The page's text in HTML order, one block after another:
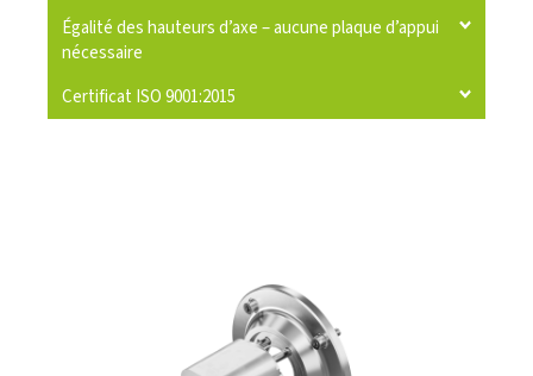
Égalité des hauteurs d’axe – aucune plaque d’appui
nécessaire
Certificat ISO 9001:2015